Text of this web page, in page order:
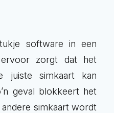
software in een
zorgt dat het
juiste simkaart kan
geval blokkeert het
simkaart wordt